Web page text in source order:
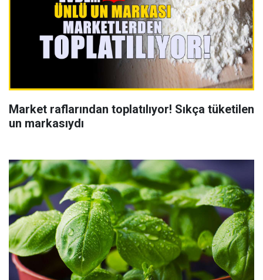
Market raflarından toplatılıyor! Sıkça tüketilen
un markasıydı